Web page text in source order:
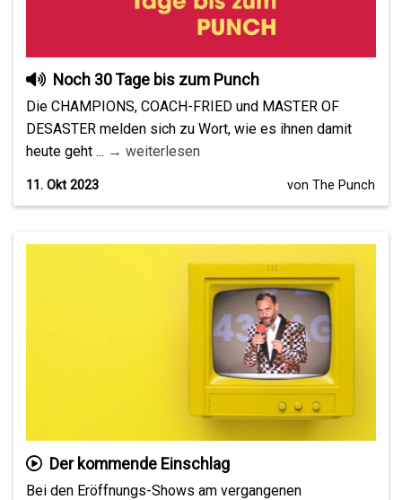
Noch 30 Tage bis zum Punch
Die CHAMPIONS, COACH-FRIED und MASTER OF
DESASTER melden sich zu Wort, wie es ihnen damit
heute geht ... → weiterlesen
11. Okt 2023 von The Punch
Der kommende Einschlag
Bei den Eröffnungs-Shows am vergangenen